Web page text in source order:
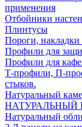
применения
Отбойники
Плинтусы
Пороги,
Профили для
Профили для
Т-профили, П-
стыков.
Натуральный
НАТУРАЛЬНЫЙ
Натуральный